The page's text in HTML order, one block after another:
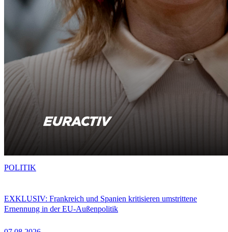
EXKLUSIV: Frankreich und Spanien kritisieren umstrittene
Ernennung in der EU-Außenpolitik
POLITIK